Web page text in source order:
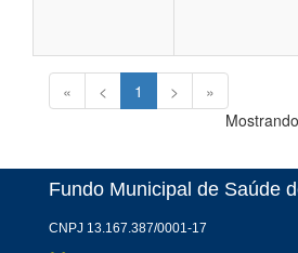
« < 1 >
»
Fundo Municipal de Saúde
CNPJ 13.167.387/0001-17